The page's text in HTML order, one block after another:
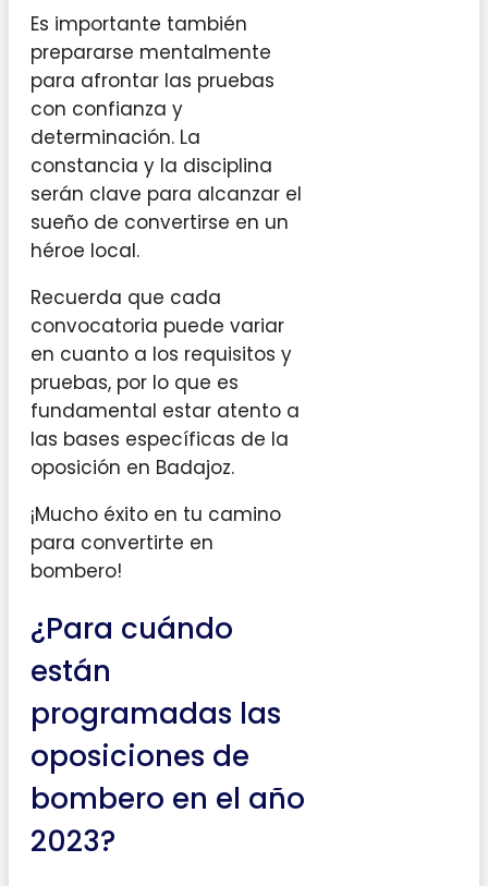
Es importante también
prepararse mentalmente
para afrontar las pruebas
con confianza y
determinación. La
constancia y la disciplina
serán clave para alcanzar el
sueño de convertirse en un
héroe local.
Recuerda que cada
convocatoria puede variar
en cuanto a los requisitos y
pruebas, por lo que es
fundamental estar atento a
las bases específicas de la
oposición en Badajoz.
¡Mucho éxito en tu camino
para convertirte en
bombero!
¿Para cuándo
están
programadas las
oposiciones de
bombero en el año
2023?